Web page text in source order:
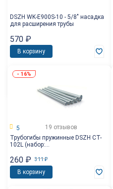
DSZH WK-E900S-10 - 5/8" насадка
для расширения трубы
570 ₽
В корзину
- 16%
19 отзывов
5
Трубогибы пружинные DSZH CT-
102L (набор:
311₽
260 ₽
В корзину